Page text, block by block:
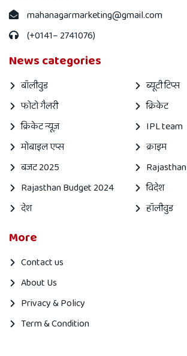
mahanagarmarketing@gmail.com
(+0141– 2741076)
News categories
बॉलीवुड
ब्यूटी टिप्स
फोटो गैलरी
क्रिकेट
क्रिकेट न्यूज़
IPL team
मोबाइल एप्स
क्राइम
बजट 2025
Rajasthan
Rajasthan Budget 2024
विदेश
देश
हॉलीवुड
More
Contact us
About Us
Privacy & Policy
Term & Condition